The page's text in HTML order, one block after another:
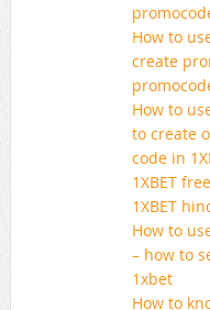
How to
create
How to
to create
code in
1XBET
1XBET
How to
– how to
1xbet
How to